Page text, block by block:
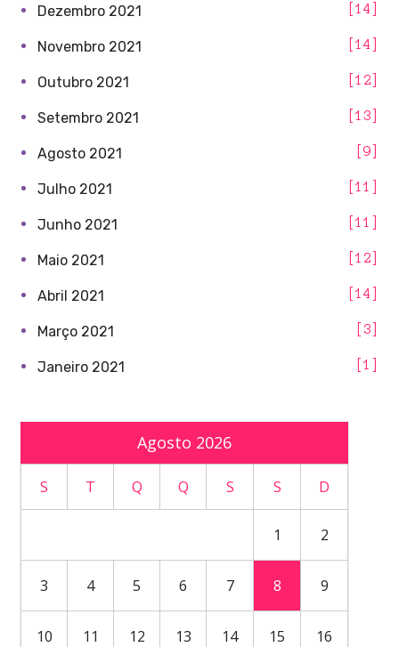
Dezembro 2021 14
Novembro 2021 14
Outubro 2021 12
Setembro 2021 13
Agosto 2021 9
Julho 2021 11
Junho 2021 11
Maio 2021 12
Abril 2021 14
Março 2021 3
Janeiro 2021 1
Agosto 2026
S T Q Q S S D
1 2
3 4 5 6 7 8 9
10 11 12 13 14 15 16